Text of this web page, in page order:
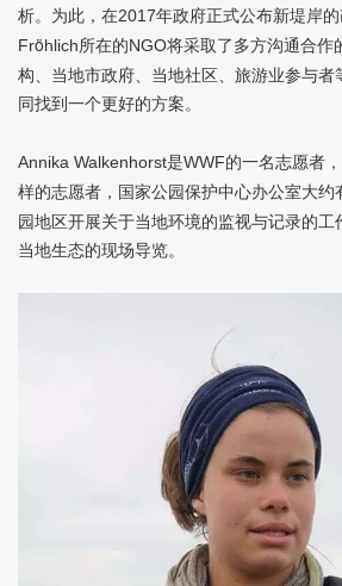
析。为此，在2017年政府正式公布新堤岸的
Fröhlich所在的NGO将采取了多方沟通合作
构、当地市政府、当地社区、旅游业参与
同找到一个更好的方案。
Annika Walkenhorst是WWF的一名志愿者
样的志愿者，国家公园保护中心办公室大约
园地区开展关于当地环境的监视与记录的
当地生态的现场导览。